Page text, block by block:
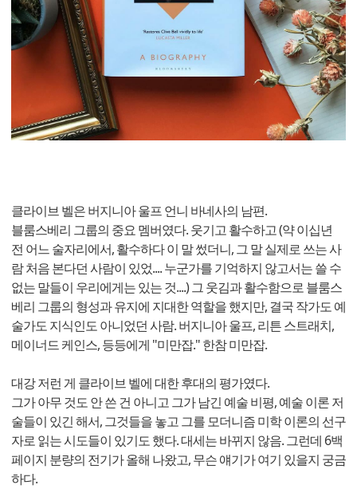
클라이브 벨은 버지니아 울프 언니 바네사의 남편.
블룸스베리 그룹의 중요 멤버였다. 웃기고 활수하고 (약 이십년
전 어느 술자리에서, 활수하다 이 말 썼더니, 그 말 실제로 쓰는 사
람 처음 본다던 사람이 있었.... 누군가를 기억하지 않고서는 쓸 수
없는 말들이 우리에게는 있는 것....) 그 웃김과 활수함으로 블룸스
베리 그룹의 형성과 유지에 지대한 역할을 했지만, 결국 작가도 예
술가도 지식인도 아니었던 사람. 버지니아 울프, 리튼 스트래치,
메이너드 케인스, 등등에게 "미만잡." 한참 미만잡.
대강 저런 게 클라이브 벨에 대한 후대의 평가였다.
그가 아무 것도 안 쓴 건 아니고 그가 남긴 예술 비평, 예술 이론 저
술들이 있긴 해서, 그것들을 놓고 그를 모더니즘 미학 이론의 선구
자로 읽는 시도들이 있기도 했다. 대세는 바뀌지 않음. 그런데 6백
페이지 분량의 전기가 올해 나왔고, 무슨 얘기가 여기 있을지 궁금
하다.